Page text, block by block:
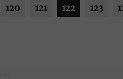
120 121 122 123